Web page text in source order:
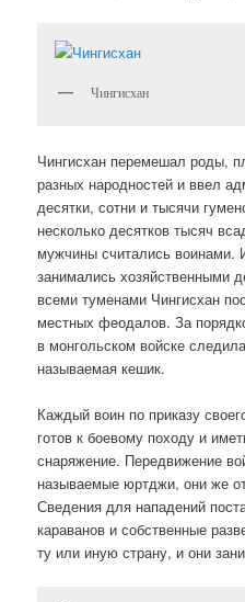
Чингисхан
Чингисхан перемешал роды,
разных народностей и ввел
десятки, сотни и тысячи
несколько десятков тысяч
мужчины считались воинами.
занимались хозяйственными
всеми туменами Чингисхан
местных феодалов. За
в монгольском войске
называемая кешик.
Каждый воин по приказу
готов к боевому походу и
снаряжение. Передвижение
называемые юртджи, они же
Сведения для нападений
караванов и собственные
ту или иную страну, и они